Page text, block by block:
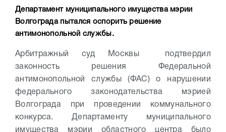
Департамент муниципального имущества мэрии
Волгограда пытался оспорить решение
антимонопольной службы.
Арбитражный суд Москвы подтвердил
законность решения Федеральной
антимонопольной службы (ФАС) о нарушении
федерального законодательства мэрией
Волгограда при проведении коммунального
конкурса. Департаменту муниципального
имущества мэрии областного центра было